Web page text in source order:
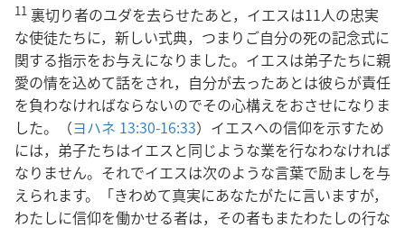
11 裏切り者のユダを去らせたあと，イエスは11人の忠実
な使徒たちに，新しい式典，つまりご自分の死の記念式に
関する指示をお与えになりました。イエスは弟子たちに親
愛の情を込めて話をされ，自分が去ったあとは彼らが責任
を負わなければならないのでその心構えをおさせになりま
した。（ヨハネ 13:30-16:33）イエスへの信仰を示すため
には，弟子たちはイエスと同じような業を行なわなければ
なりません。それでイエスは次のような言葉で励ましを与
えられます。「きわめて真実にあなたがたに言いますが，
わたしに信仰を働かせる者は，その者もまたわたしの行な